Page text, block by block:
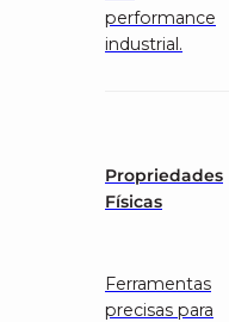
performance
industrial.
Propriedades
Físicas
Ferramentas
precisas para